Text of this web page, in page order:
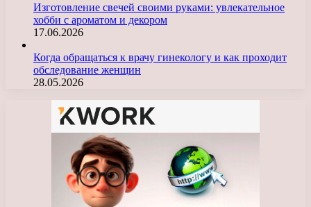
Изготовление свечей своими руками: увлекательное
хобби с ароматом и декором
17.06.2026
Когда обращаться к врачу гинекологу и как проходит
обследование женщин
28.05.2026